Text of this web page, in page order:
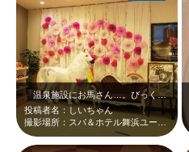
温泉施設にお馬さん…。びっくりしました＼(◎o◎)／！こういう遊び心、良いで…
投稿者名：しいちゃん